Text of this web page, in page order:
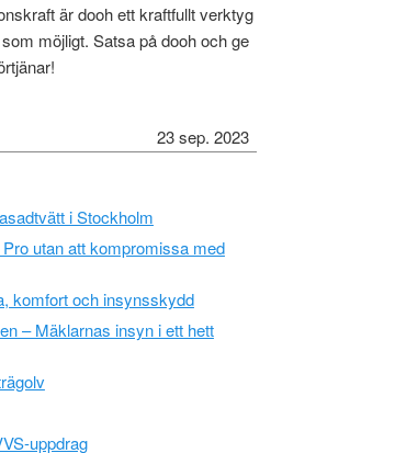
är dooh ett kraftfullt verktyg
möjligt. Satsa på dooh och ge
23 sep. 2023
i Stockholm
utan att kompromissa med
komfort och insynsskydd
– Mäklarnas insyn i ett hett
uppdrag